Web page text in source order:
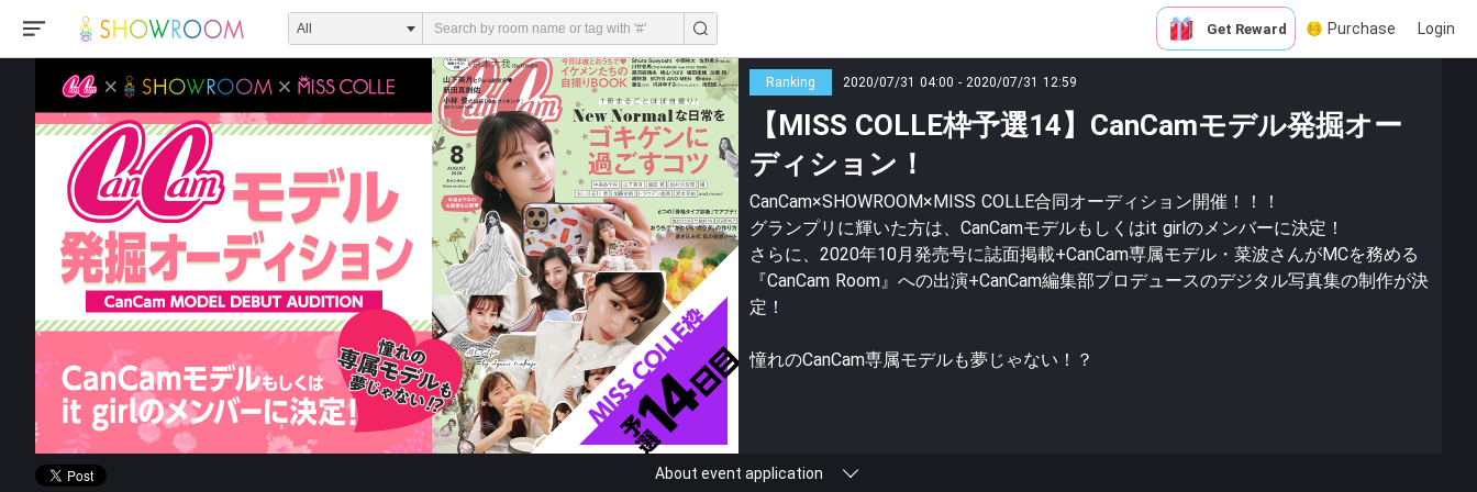
Get Reward Purchase Login
Ranking 2020/07/31 04:00 - 2020/07/31 12:59
【MISS COLLE枠予選14】CanCamモデル発掘オー
ディション！
CanCam×SHOWROOM×MISS COLLE合同オーディション開催！！！
グランプリに輝いた方は、CanCamモデルもしくはit girlのメンバーに決定！
さらに、2020年10月発売号に誌面掲載+CanCam専属モデル・菜波さんがMCを務める
『CanCam Room』への出演+CanCam編集部プロデュースのデジタル写真集の制作が決
定！
憧れのCanCam専属モデルも夢じゃない！？
About event application